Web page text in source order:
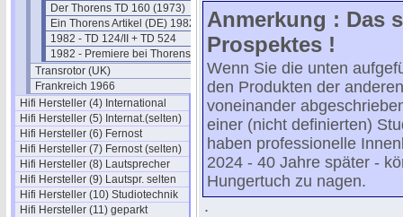
Der Thorens TD 160 (1973)
Ein Thorens Artikel (DE) 1982
1982 - TD 124/II + TD 524
1982 - Premiere bei Thorens
Transrotor (UK)
Frankreich 1966
Hifi Hersteller (4) International
Hifi Hersteller (5) Internat.(selten)
Hifi Hersteller (6) Fernost
Hifi Hersteller (7) Fernost (selten)
Hifi Hersteller (8) Lautsprecher
Hifi Hersteller (9) Lautspr. selten
Hifi Hersteller (10) Studiotechnik
Hifi Hersteller (11) geparkt
Anmerkung : Das
Prospektes !
Wenn Sie die unten
den Produkten der
voneinander
einer (nicht definierten)
haben professionelle
2024 - 40 Jahre später -
Hungertuch zu nagen.
.